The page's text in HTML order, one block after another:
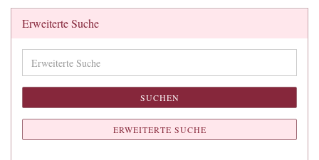
Erweiterte Suche
Suche
SUCHEN
ERWEITERTE SUCHE